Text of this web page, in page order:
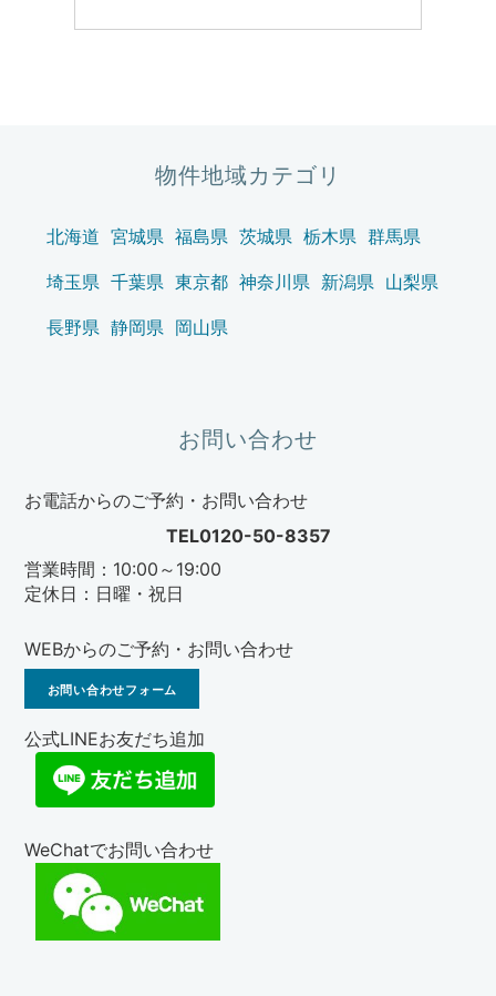
物件地域カテゴリ
北海道 宮城県 福島県 茨城県 栃木県 群馬県
埼玉県 千葉県 東京都 神奈川県 新潟県 山梨県
長野県 静岡県 岡山県
お問い合わせ
お電話からのご予約・お問い合わせ
TEL0120-50-8357
営業時間：10:00～19:00
定休日：日曜・祝日
WEBからのご予約・お問い合わせ
お問い合わせフォーム
公式LINEお友だち追加
WeChatでお問い合わせ